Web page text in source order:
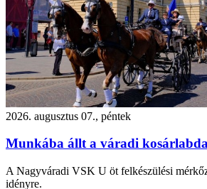
2026. augusztus 07., péntek
Munkába állt a váradi
A Nagyváradi VSK U öt felkészülési
idényre.